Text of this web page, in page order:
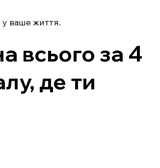
у ваше життя.
всього за 4
де ти